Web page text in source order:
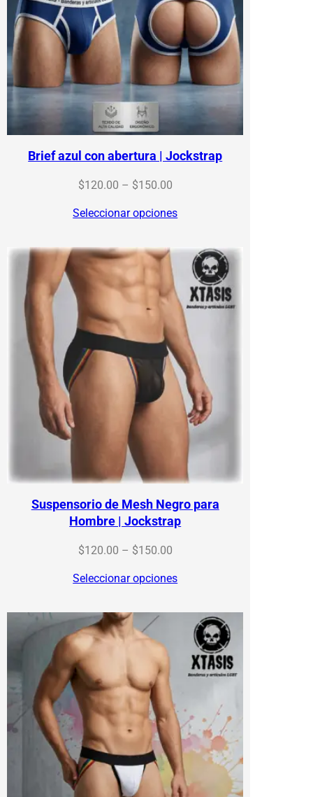
Brief azul con abertura | Jockstrap
$120.00 – $150.00Price
$120.00
$150.00
Seleccionar opciones
Suspensorio de Mesh Negro para
Hombre | Jockstrap
$120.00 – $150.00Price
$120.00
$150.00
Seleccionar opciones